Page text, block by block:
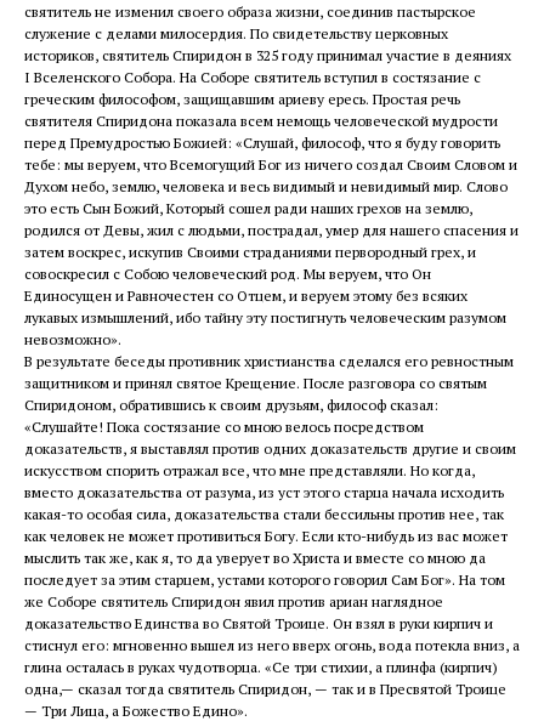
святитель не изменил своего образа жизни, соединив пастырское
служение с делами милосердия. По свидетельству церковных
историков, святитель Спиридон в 325 году принимал участие в деяниях
I Вселенского Собора. На Соборе святитель вступил в состязание с
греческим философом, защищавшим ариеву ересь. Простая речь
святителя Спиридона показала всем немощь человеческой мудрости
перед Премудростью Божией: «Слушай, философ, что я буду говорить
тебе: мы веруем, что Всемогущий Бог из ничего создал Своим Словом и
Духом небо, землю, человека и весь видимый и невидимый мир. Слово
это есть Сын Божий, Который сошел ради наших грехов на землю,
родился от Девы, жил с людьми, пострадал, умер для нашего спасения и
затем воскрес, искупив Своими страданиями первородный грех, и
совоскресил с Собою человеческий род. Мы веруем, что Он
Единосущен и Равночестен со Отцем, и веруем этому без всяких
лукавых измышлений, ибо тайну эту постигнуть человеческим разумом
невозможно».
В результате беседы противник христианства сделался его ревностным
защитником и принял святое Крещение. После разговора со святым
Спиридоном, обратившись к своим друзьям, философ сказал:
«Слушайте! Пока состязание со мною велось посредством
доказательств, я выставлял против одних доказательств другие и своим
искусством спорить отражал все, что мне представляли. Но когда,
вместо доказательства от разума, из уст этого старца начала исходить
какая-то особая сила, доказательства стали бессильны против нее, так
как человек не может противиться Богу. Если кто-нибудь из вас может
мыслить так же, как я, то да уверует во Христа и вместе со мною да
последует за этим старцем, устами которого говорил Сам Бог». На том
же Соборе святитель Спиридон явил против ариан наглядное
доказательство Единства во Святой Троице. Он взял в руки кирпич и
стиснул его: мгновенно вышел из него вверх огонь, вода потекла вниз, а
глина осталась в руках чудотворца. «Се три стихии, а плинфа (кирпич)
одна,— сказал тогда святитель Спиридон, — так и в Пресвятой Троице
— Три Лица, а Божество Едино».